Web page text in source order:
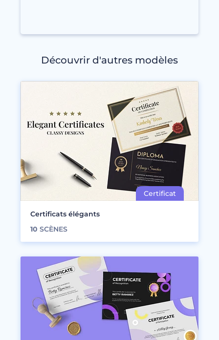
Découvrir d'autres modèles
Certificats élégants
10 SCÈNES